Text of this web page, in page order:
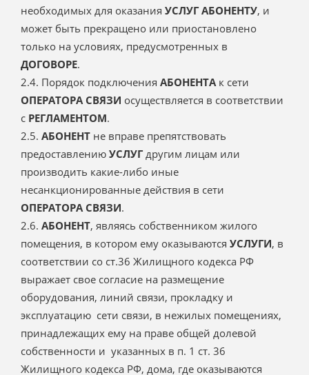
необходимых для оказания УСЛУГ АБОНЕНТУ, и
может быть прекращено или приостановлено
только на условиях, предусмотренных в
ДОГОВОРЕ.
2.4. Порядок подключения АБОНЕНТАк сети
ОПЕРАТОРА СВЯЗИ осуществляется в соответствии
с РЕГЛАМЕНТОМ.
2.5. АБОНЕНТ не вправе препятствовать
предоставлению УСЛУГ другим лицам или
производить какие-либо иные
несанкционированные действия в сети
ОПЕРАТОРА СВЯЗИ.
2.6. АБОНЕНТ, являясь собственником жилого
помещения, в котором ему оказываются УСЛУГИ, в
соответствии со ст.36 Жилищного кодекса РФ
выражает свое согласие на размещение
оборудования, линий связи, прокладку и
эксплуатацию сети связи, в нежилых помещениях,
принадлежащих ему на праве общей долевой
собственности и указанных в п. 1 ст. 36
Жилищного кодекса РФ, дома, где оказываются